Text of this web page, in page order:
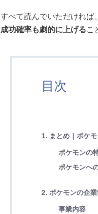
すべて読んでいただければ
成功確率も劇的に上げるこ
目次
1. まとめ｜ポケ
ポケモンの
ポケモンへ
2. ポケモンの企
事業内容